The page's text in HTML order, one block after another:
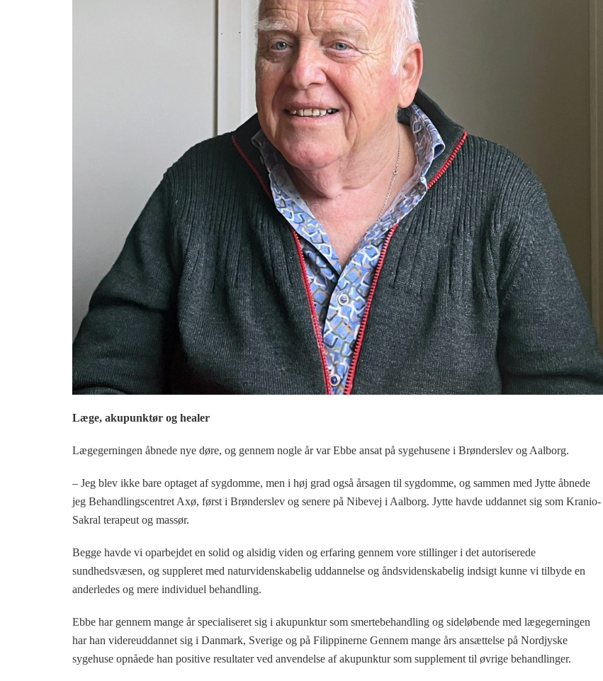
Læge, akupunktør og healer
Lægegerningen åbnede nye døre, og gennem nogle år var Ebbe ansat på sygehusene i Brønderslev og Aalborg.
– Jeg blev ikke bare optaget af sygdomme, men i høj grad også årsagen til sygdomme, og sammen med Jytte åbnede
jeg Behandlingscentret Axø, først i Brønderslev og senere på Nibevej i Aalborg. Jytte havde uddannet sig som Kranio-
Sakral terapeut og massør.
Begge havde vi oparbejdet en solid og alsidig viden og erfaring gennem vore stillinger i det autoriserede
sundhedsvæsen, og suppleret med naturvidenskabelig uddannelse og åndsvidenskabelig indsigt kunne vi tilbyde en
anderledes og mere individuel behandling.
Ebbe har gennem mange år specialiseret sig i akupunktur som smertebehandling og sideløbende med lægegerningen
har han videreuddannet sig i Danmark, Sverige og på Filippinerne Gennem mange års ansættelse på Nordjyske
sygehuse opnåede han positive resultater ved anvendelse af akupunktur som supplement til øvrige behandlinger.